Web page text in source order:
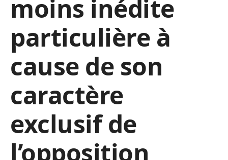
moins inédite
particulière à
cause de son
caractère
exclusif de
l’opposition